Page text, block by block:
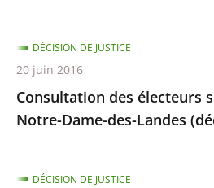
Consultation des électeurs
Notre-Dame-des-Landes
DÉCISION DE JUSTICE
20 juin 2016
DÉCISION DE JUSTICE